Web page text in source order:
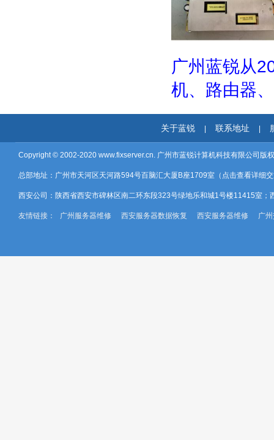
广州蓝锐从
机、路由器
关于蓝锐 联系地址
Copyright © 2002-2020 www.fixserver.cn. 广州市蓝锐计算机科技有限公司版
总部地址：广州市天河区天河路594号百脑汇大厦B座1709室（ 点击查看详细
西安公司：陕西省西安市碑林区南二环东段323号绿地乐和城1号楼11415室；
友情链接： 广州服务器维修 西安服务器数据恢复 西安服务器维修 广